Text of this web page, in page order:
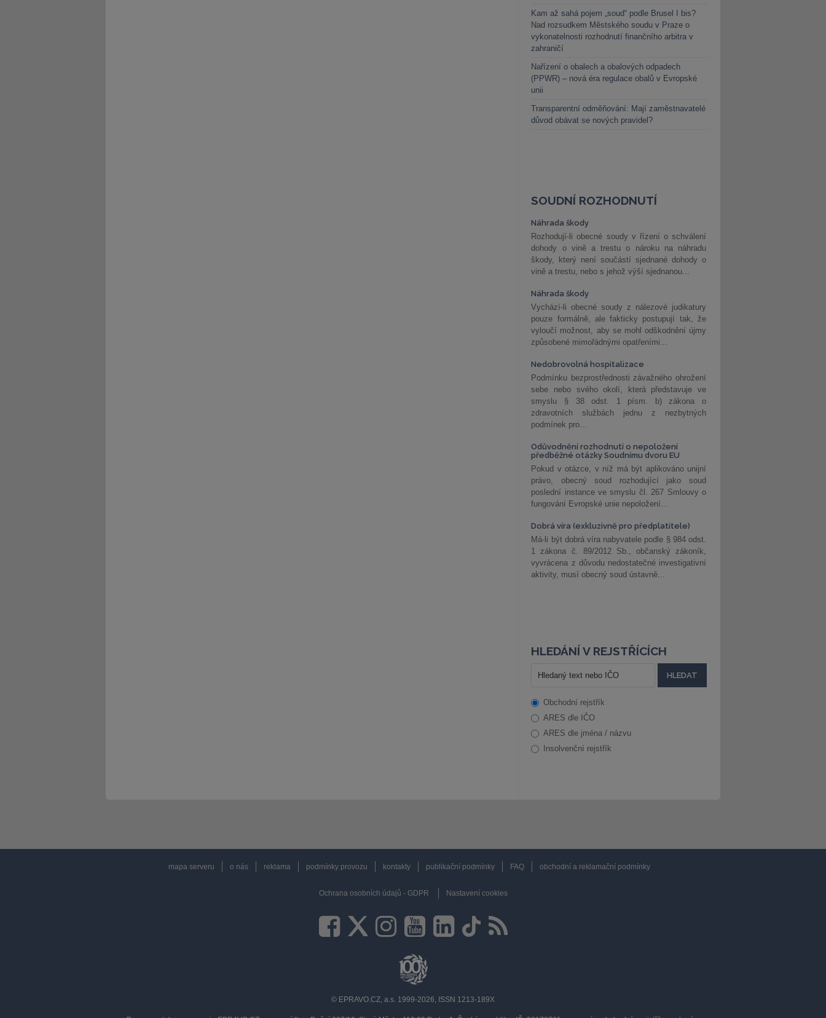
Kam až sahá pojem „soud“ podle Brusel I bis?
Nad rozsudkem Městského soudu v Praze o
vykonatelnosti rozhodnutí finančního arbitra v
zahraničí
Nařízení o obalech a obalových odpadech
(PPWR) – nová éra regulace obalů v Evropské
unii
Transparentní odměňování: Mají zaměstnavatelé
důvod obávat se nových pravidel?
SOUDNÍ ROZHODNUTÍ
Náhrada škody
Rozhodují-li obecné soudy v řízení o schválení
dohody o vině a trestu o nároku na náhradu
škody, který není součástí sjednané dohody o
vině a trestu, nebo s jehož výší sjednanou...
Náhrada škody
Vychází-li obecné soudy z nálezové judikatury
pouze formálně, ale fakticky postupují tak, že
vyloučí možnost, aby se mohl odškodnění újmy
způsobené mimořádnými opatřeními...
Nedobrovolná hospitalizace
Podmínku bezprostřednosti závažného ohrožení
sebe nebo svého okolí, která představuje ve
smyslu § 38 odst. 1 písm. b) zákona o
zdravotních službách jednu z nezbytných
podmínek pro...
Odůvodnění rozhodnutí o nepoložení
předběžné otázky Soudnímu dvoru EU
Pokud v otázce, v níž má být aplikováno unijní
právo, obecný soud rozhodující jako soud
poslední instance ve smyslu čl. 267 Smlouvy o
fungování Evropské unie nepoložení...
Dobrá víra (exkluzivně pro předplatitele)
Má-li být dobrá víra nabyvatele podle § 984 odst.
1 zákona č. 89/2012 Sb., občanský zákoník,
vyvrácena z důvodu nedostatečné investigativní
aktivity, musí obecný soud ústavně...
HLEDÁNÍ V REJSTŘÍCÍCH
Obchodní rejstřík
ARES dle IČO
ARES dle jména / názvu
Insolvenční rejstřík
mapa serveru o nás reklama podmínky provozu kontakty publikační podmínky FAQ obchodní a reklamační podmínky
Ochrana osobních údajů - GDPR Nastavení cookies
© EPRAVO.CZ, a.s. 1999-2026, ISSN 1213-189X